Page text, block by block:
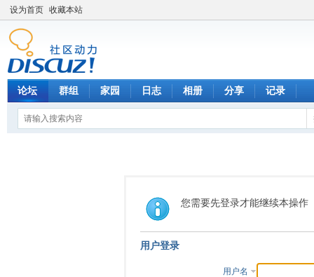
设为首页 收藏本站
论坛 群组 家园 日志 相册 分享 记录
您需要先登录才能继续本操作
用户登录
用户名